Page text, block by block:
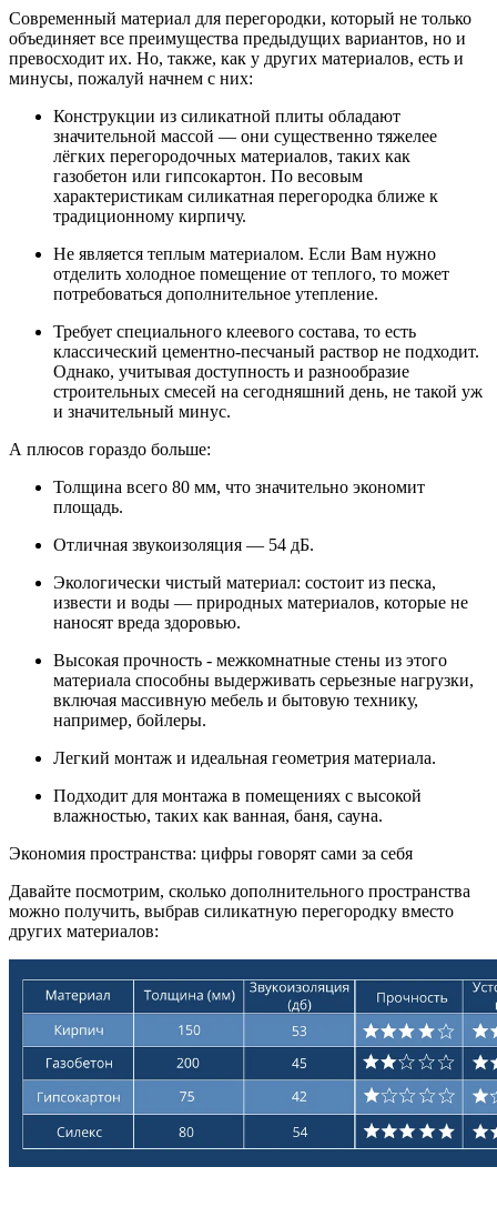
Современный материал для перегородки, который не только
объединяет все преимущества предыдущих вариантов, но и
превосходит их. Но, также, как у других материалов, есть и
минусы, пожалуй начнем с них:
Конструкции из силикатной плиты обладают
значительной массой — они существенно тяжелее
лёгких перегородочных материалов, таких как
газобетон или гипсокартон. По весовым
характеристикам силикатная перегородка ближе к
традиционному кирпичу.
Не является теплым материалом. Если Вам нужно
отделить холодное помещение от теплого, то может
потребоваться дополнительное утепление.
Требует специального клеевого состава, то есть
классический цементно-песчаный раствор не подходит.
Однако, учитывая доступность и разнообразие
строительных смесей на сегодняшний день, не такой уж
и значительный минус.
А плюсов гораздо больше:
Толщина всего 80 мм, что значительно экономит
площадь.
Отличная звукоизоляция — 54 дБ.
Экологически чистый материал: состоит из песка,
извести и воды — природных материалов, которые не
наносят вреда здоровью.
Высокая прочность - межкомнатные стены из этого
материала способны выдерживать серьезные нагрузки,
включая массивную мебель и бытовую технику,
например, бойлеры.
Легкий монтаж и идеальная геометрия материала.
Подходит для монтажа в помещениях с высокой
влажностью, таких как ванная, баня, сауна.
Экономия пространства: цифры говорят сами за себя
Давайте посмотрим, сколько дополнительного пространства
можно получить, выбрав силикатную перегородку вместо
других материалов: